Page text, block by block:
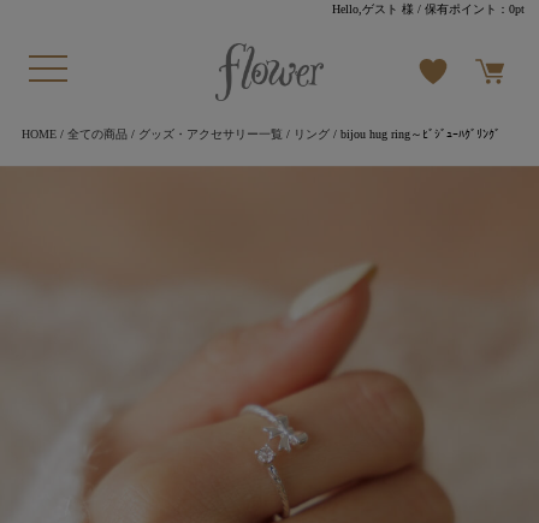
Hello,ゲスト 様 / 保有ポイント：0pt
HOME/ 全ての商品/ グッズ・アクセサリー一覧 / リング/ bijou hug ring～ﾋﾞｼﾞｭｰﾊｸﾞﾘﾝｸﾞ